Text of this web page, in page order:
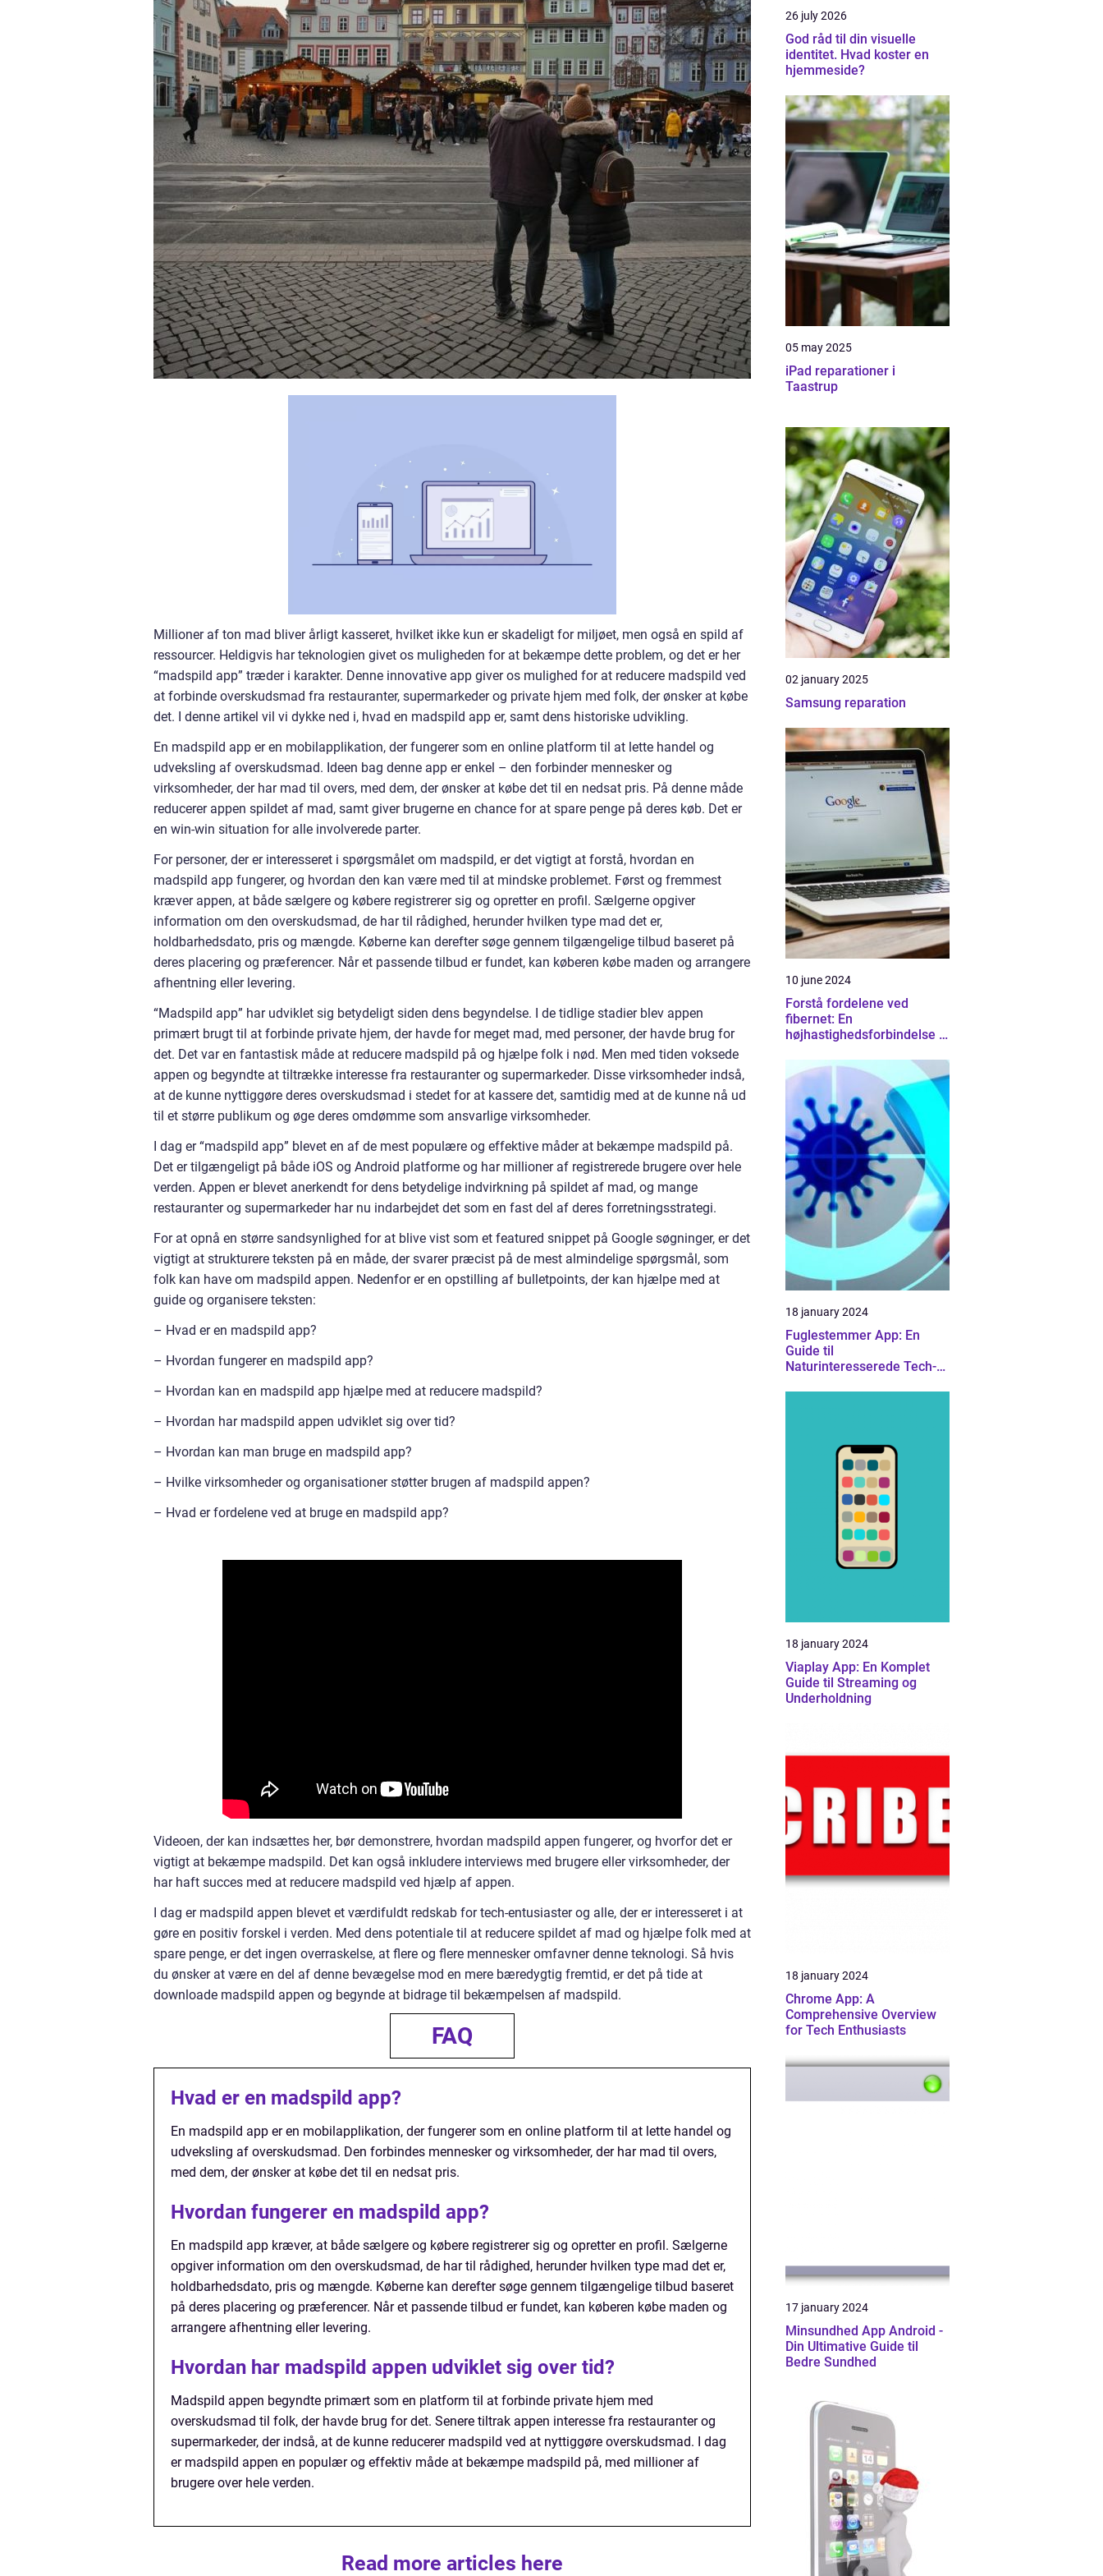
Millioner af ton mad bliver årligt kasseret, hvilket ikke kun er skadeligt for miljøet, men også en spild af
ressourcer. Heldigvis har teknologien givet os muligheden for at bekæmpe dette problem, og det er her
“madspild app” træder i karakter. Denne innovative app giver os mulighed for at reducere madspild ved
at forbinde overskudsmad fra restauranter, supermarkeder og private hjem med folk, der ønsker at købe
det. I denne artikel vil vi dykke ned i, hvad en madspild app er, samt dens historiske udvikling.
En madspild app er en mobilapplikation, der fungerer som en online platform til at lette handel og
udveksling af overskudsmad. Ideen bag denne app er enkel – den forbinder mennesker og
virksomheder, der har mad til overs, med dem, der ønsker at købe det til en nedsat pris. På denne måde
reducerer appen spildet af mad, samt giver brugerne en chance for at spare penge på deres køb. Det er
en win-win situation for alle involverede parter.
For personer, der er interesseret i spørgsmålet om madspild, er det vigtigt at forstå, hvordan en
madspild app fungerer, og hvordan den kan være med til at mindske problemet. Først og fremmest
kræver appen, at både sælgere og købere registrerer sig og opretter en profil. Sælgerne opgiver
information om den overskudsmad, de har til rådighed, herunder hvilken type mad det er,
holdbarhedsdato, pris og mængde. Køberne kan derefter søge gennem tilgængelige tilbud baseret på
deres placering og præferencer. Når et passende tilbud er fundet, kan køberen købe maden og arrangere
afhentning eller levering.
“Madspild app” har udviklet sig betydeligt siden dens begyndelse. I de tidlige stadier blev appen
primært brugt til at forbinde private hjem, der havde for meget mad, med personer, der havde brug for
det. Det var en fantastisk måde at reducere madspild på og hjælpe folk i nød. Men med tiden voksede
appen og begyndte at tiltrække interesse fra restauranter og supermarkeder. Disse virksomheder indså,
at de kunne nyttiggøre deres overskudsmad i stedet for at kassere det, samtidig med at de kunne nå ud
til et større publikum og øge deres omdømme som ansvarlige virksomheder.
I dag er “madspild app” blevet en af de mest populære og effektive måder at bekæmpe madspild på.
Det er tilgængeligt på både iOS og Android platforme og har millioner af registrerede brugere over hele
verden. Appen er blevet anerkendt for dens betydelige indvirkning på spildet af mad, og mange
restauranter og supermarkeder har nu indarbejdet det som en fast del af deres forretningsstrategi.
For at opnå en større sandsynlighed for at blive vist som et featured snippet på Google søgninger, er det
vigtigt at strukturere teksten på en måde, der svarer præcist på de mest almindelige spørgsmål, som
folk kan have om madspild appen. Nedenfor er en opstilling af bulletpoints, der kan hjælpe med at
guide og organisere teksten:
– Hvad er en madspild app?
– Hvordan fungerer en madspild app?
– Hvordan kan en madspild app hjælpe med at reducere madspild?
– Hvordan har madspild appen udviklet sig over tid?
– Hvordan kan man bruge en madspild app?
– Hvilke virksomheder og organisationer støtter brugen af madspild appen?
– Hvad er fordelene ved at bruge en madspild app?
Videoen, der kan indsættes her, bør demonstrere, hvordan madspild appen fungerer, og hvorfor det er
vigtigt at bekæmpe madspild. Det kan også inkludere interviews med brugere eller virksomheder, der
har haft succes med at reducere madspild ved hjælp af appen.
I dag er madspild appen blevet et værdifuldt redskab for tech-entusiaster og alle, der er interesseret i at
gøre en positiv forskel i verden. Med dens potentiale til at reducere spildet af mad og hjælpe folk med at
spare penge, er det ingen overraskelse, at flere og flere mennesker omfavner denne teknologi. Så hvis
du ønsker at være en del af denne bevægelse mod en mere bæredygtig fremtid, er det på tide at
downloade madspild appen og begynde at bidrage til bekæmpelsen af madspild.
FAQ
Hvad er en madspild app?
En madspild app er en mobilapplikation, der fungerer som en online platform til at lette handel og
udveksling af overskudsmad. Den forbindes mennesker og virksomheder, der har mad til overs,
med dem, der ønsker at købe det til en nedsat pris.
Hvordan fungerer en madspild app?
En madspild app kræver, at både sælgere og købere registrerer sig og opretter en profil. Sælgerne
opgiver information om den overskudsmad, de har til rådighed, herunder hvilken type mad det er,
holdbarhedsdato, pris og mængde. Køberne kan derefter søge gennem tilgængelige tilbud baseret
på deres placering og præferencer. Når et passende tilbud er fundet, kan køberen købe maden og
arrangere afhentning eller levering.
Hvordan har madspild appen udviklet sig over tid?
Madspild appen begyndte primært som en platform til at forbinde private hjem med
overskudsmad til folk, der havde brug for det. Senere tiltrak appen interesse fra restauranter og
supermarkeder, der indså, at de kunne reducerer madspild ved at nyttiggøre overskudsmad. I dag
er madspild appen en populær og effektiv måde at bekæmpe madspild på, med millioner af
brugere over hele verden.
Read more articles here
26 july 2026
God råd til din visuelle
identitet. Hvad koster en
hjemmeside?
05 may 2025
iPad reparationer i
Taastrup
02 january 2025
Samsung reparation
10 june 2024
Forstå fordelene ved
fibernet: En
højhastighedsforbindelse til
18 january 2024
Fuglestemmer App: En
Guide til
Naturinteresserede Tech-
18 january 2024
Viaplay App: En Komplet
Guide til Streaming og
Underholdning
18 january 2024
Chrome App: A
Comprehensive Overview
for Tech Enthusiasts
17 january 2024
Minsundhed App Android -
Din Ultimative Guide til
Bedre Sundhed